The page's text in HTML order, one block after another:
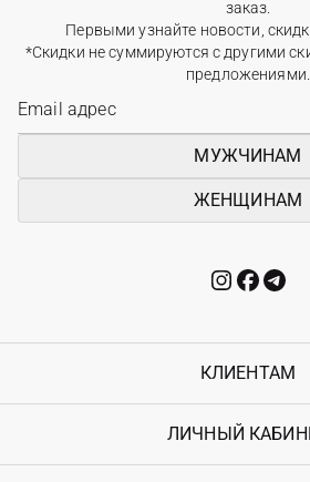
заказ.
Первыми узнайте новости,
*Скидки не суммируются с другими
предложениями.
МУЖЧИНАМ
ЖЕНЩИНАМ
КЛИЕНТАМ
Контакты
ЛИЧНЫЙ